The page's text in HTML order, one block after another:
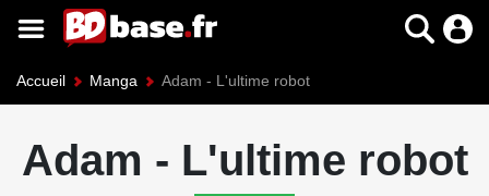
Accueil Manga Adam - L'ultime robot
Adam - L'ultime robot